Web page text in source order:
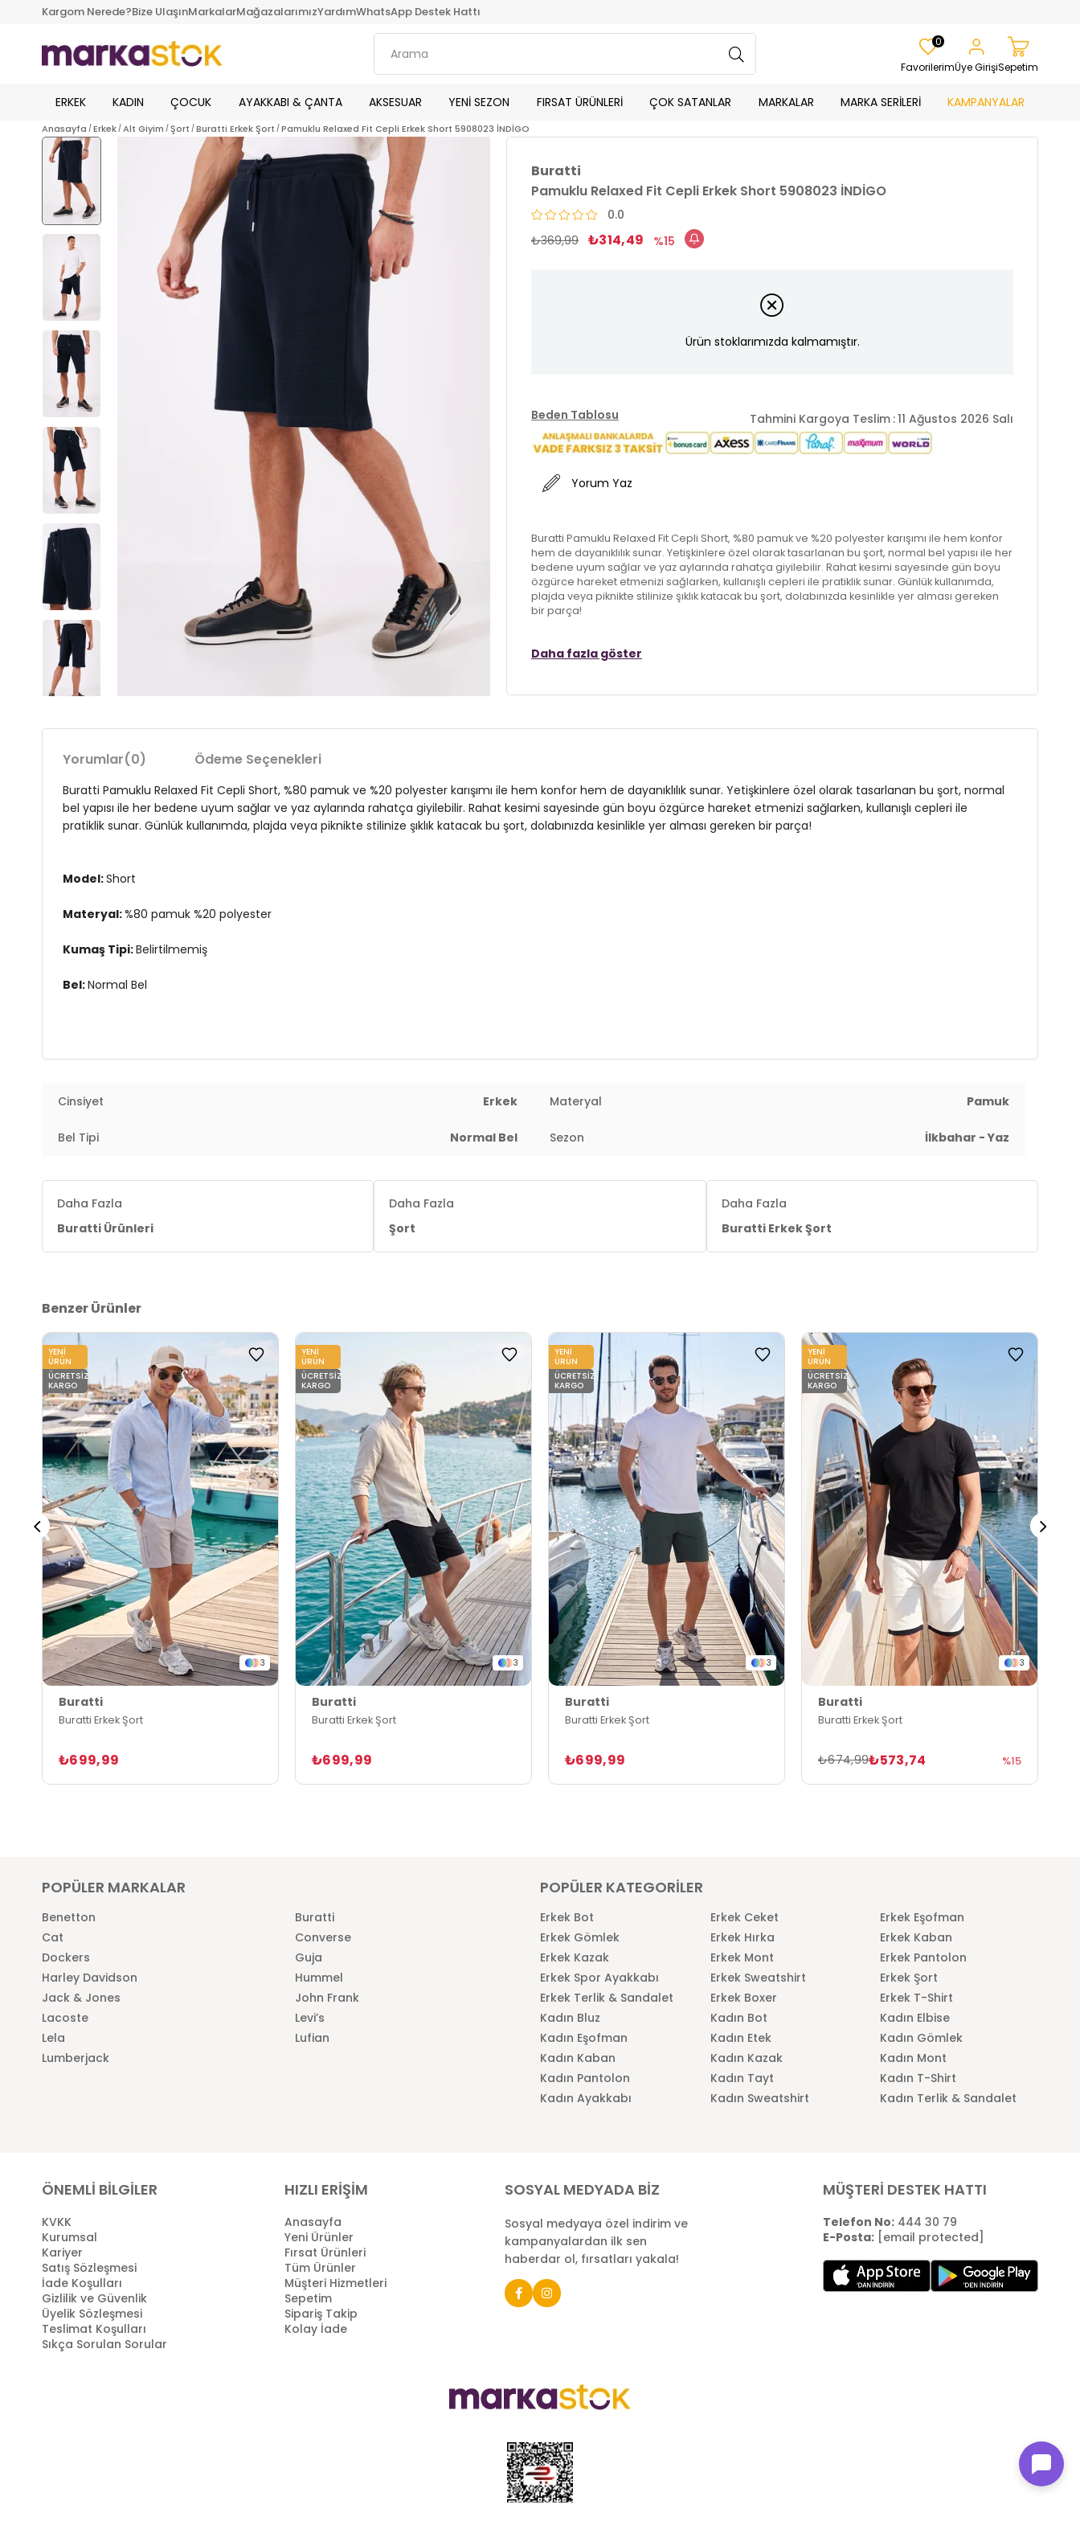
Kargom Nerede?Bize UlaşınMarkalarMağazalarımızYardımWhatsApp Destek Hattı
Favorilerim
0
Üye GirişiSepetim
ERKEK KADIN ÇOCUK AYAKKABI & ÇANTA AKSESUAR YENİ SEZON FIRSAT ÜRÜNLERİ ÇOK SATANLAR MARKALAR MARKA SERİLERİ KAMPANYALAR
Anasayfa Erkek Alt Giyim Şort Buratti Erkek Şort Pamuklu Relaxed Fit Cepli Erkek Short 5908023 İNDİGO
Buratti
Pamuklu Relaxed Fit Cepli Erkek Short 5908023 İNDİGO
0.0
₺369,99 ₺314,49 15
Ürün stoklarımızda kalmamıştır.
Beden Tablosu Tahmini Kargoya Teslim :11 Ağustos 2026 Salı
Yorum Yaz
Buratti Pamuklu Relaxed Fit Cepli Short, %80 pamuk ve %20 polyester karışımı ile hem konfor
hem de dayanıklılık sunar. Yetişkinlere özel olarak tasarlanan bu şort, normal bel yapısı ile her
bedene uyum sağlar ve yaz aylarında rahatça giyilebilir. Rahat kesimi sayesinde gün boyu
özgürce hareket etmenizi sağlarken, kullanışlı cepleri ile pratiklik sunar. Günlük kullanımda,
plajda veya piknikte stilinize şıklık katacak bu şort, dolabınızda kesinlikle yer alması gereken
bir parça!
Model:Short
Menşei: Türkiye
3DY15908023.150
Daha fazla göster
Yorumlar(0) Ödeme Seçenekleri
Buratti Pamuklu Relaxed Fit Cepli Short, %80 pamuk ve %20 polyester karışımı ile hem konfor hem de dayanıklılık sunar. Yetişkinlere özel olarak tasarlanan bu şort, normal
bel yapısı ile her bedene uyum sağlar ve yaz aylarında rahatça giyilebilir. Rahat kesimi sayesinde gün boyu özgürce hareket etmenizi sağlarken, kullanışlı cepleri ile
pratiklik sunar. Günlük kullanımda, plajda veya piknikte stilinize şıklık katacak bu şort, dolabınızda kesinlikle yer alması gereken bir parça!
Model:Short
Materyal:%80 pamuk %20 polyester
Kumaş Tipi:Belirtilmemiş
Bel:Normal Bel
Menşei:Türkiye
Cinsiyet
Erkek Materyal Pamuk
Bel Tipi Normal Bel Sezon İlkbahar - Yaz
Daha Fazla
Buratti Ürünleri
Daha Fazla
Şort
Daha Fazla
Buratti Erkek Şort
Benzer Ürünler
3
Buratti
Buratti Erkek Şort
₺699,99
YENI
ÜRÜN
ÜCRETSIZ
KARGO
3
Buratti
Buratti Erkek Şort
₺699,99
YENI
ÜRÜN
ÜCRETSIZ
KARGO
3
Buratti
Buratti Erkek Şort
₺699,99
YENI
ÜRÜN
ÜCRETSIZ
KARGO
3
Buratti
Buratti Erkek Şort
₺573,74
₺674,99 %15
YENI
ÜRÜN
ÜCRETSIZ
KARGO
POPÜLER MARKALAR
Benetton
Buratti
Cat
Converse
Dockers
Guja
Harley Davidson
Hummel
Jack & Jones
John Frank
Lacoste
Levi’s
Lela
Lufian
Lumberjack
POPÜLER KATEGORİLER
Erkek Bot Erkek Ceket
Erkek Eşofman
Erkek Gömlek
Erkek Hırka
Erkek Kaban
Erkek Kazak
Erkek Mont
Erkek Pantolon
Erkek Spor Ayakkabı
Erkek Sweatshirt
Erkek Şort
Erkek Terlik & Sandalet
Erkek Boxer
Erkek T-Shirt
Kadın Bluz
Kadın Bot
Kadın Elbise
Kadın Eşofman
Kadın Etek
Kadın Gömlek
Kadın Kaban
Kadın Kazak
Kadın Mont
Kadın Pantolon
Kadın Tayt
Kadın T-Shirt
Kadın Ayakkabı
Kadın Sweatshirt Kadın Terlik & Sandalet
ÖNEMLİ BİLGİLER
KVKK
Kurumsal
Kariyer
Satış Sözleşmesi
İade Koşulları
Gizlilik ve Güvenlik
Üyelik Sözleşmesi
Teslimat Koşulları
Sıkça Sorulan Sorular
HIZLI ERİŞİM
Anasayfa
Yeni Ürünler
Fırsat Ürünleri
Tüm Ürünler
Müşteri Hizmetleri
Sepetim
Sipariş Takip
Kolay İade
SOSYAL MEDYADA BİZ
Sosyal medyaya özel indirim ve
kampanyalardan ilk sen
haberdar ol, fırsatları yakala!
MÜŞTERİ DESTEK HATTI
Telefon No:444 30 79
E-Posta: [email protected]